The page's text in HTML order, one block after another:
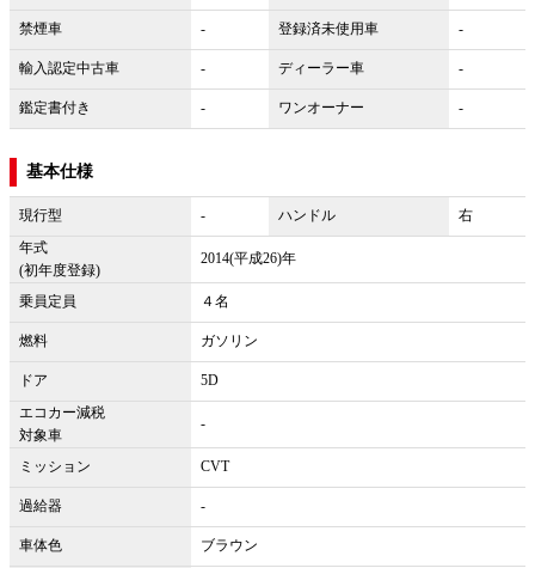
禁煙車 - 登録済未使用車 -
輸入認定中古車 - ディーラー車 -
鑑定書付き - ワンオーナー -
基本仕様
現行型 - ハンドル
右
年式
(初年度登録)
2014(平成26)年
乗員定員 ４名
燃料 ガソリン
ドア
5D
エコカー減税
対象車
-
ミッション CVT
過給器 -
車体色 ブラウン